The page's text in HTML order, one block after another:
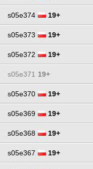
s05e374 19+
s05e373 19+
s05e372 19+
s05e371 19+
s05e370 19+
s05e369 19+
s05e368 19+
s05e367 19+